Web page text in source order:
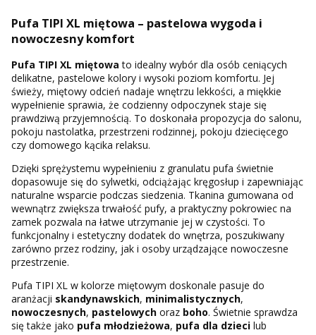
Pufa TIPI XL miętowa – pastelowa wygoda i
nowoczesny komfort
Pufa TIPI XL miętowa to idealny wybór dla osób ceniących
delikatne, pastelowe kolory i wysoki poziom komfortu. Jej
świeży, miętowy odcień nadaje wnętrzu lekkości, a miękkie
wypełnienie sprawia, że codzienny odpoczynek staje się
prawdziwą przyjemnością. To doskonała propozycja do salonu,
pokoju nastolatka, przestrzeni rodzinnej, pokoju dziecięcego
czy domowego kącika relaksu.
Dzięki sprężystemu wypełnieniu z granulatu pufa świetnie
dopasowuje się do sylwetki, odciążając kręgosłup i zapewniając
naturalne wsparcie podczas siedzenia. Tkanina gumowana od
wewnątrz zwiększa trwałość pufy, a praktyczny pokrowiec na
zamek pozwala na łatwe utrzymanie jej w czystości. To
funkcjonalny i estetyczny dodatek do wnętrza, poszukiwany
zarówno przez rodziny, jak i osoby urządzające nowoczesne
przestrzenie.
Pufa TIPI XL w kolorze miętowym doskonale pasuje do
aranżacji skandynawskich, minimalistycznych,
nowoczesnych, pastelowych oraz boho. Świetnie sprawdza
się także jako pufa młodzieżowa, pufa dla dzieci lub